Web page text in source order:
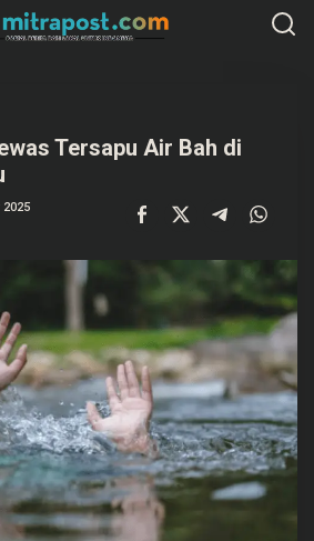
Tersapu Air Bah di
2025